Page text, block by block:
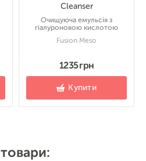
Cleanser
Очищуюча емульсія з
гіалуроновою кислотою
Fusion Meso
1235 грн
Купити